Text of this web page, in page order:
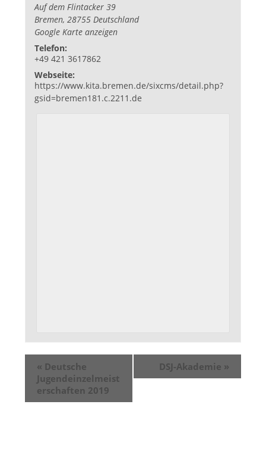
Auf dem Flintacker 39
Bremen, 28755 Deutschland
Google Karte anzeigen
Telefon:
+49 421 3617862
Webseite:
https://www.kita.bremen.de/sixcms/detail.php?
gsid=bremen181.c.2211.de
« Deutsche
Jugendeinzelmeist
erschaften 2019
DSJ-Akademie »